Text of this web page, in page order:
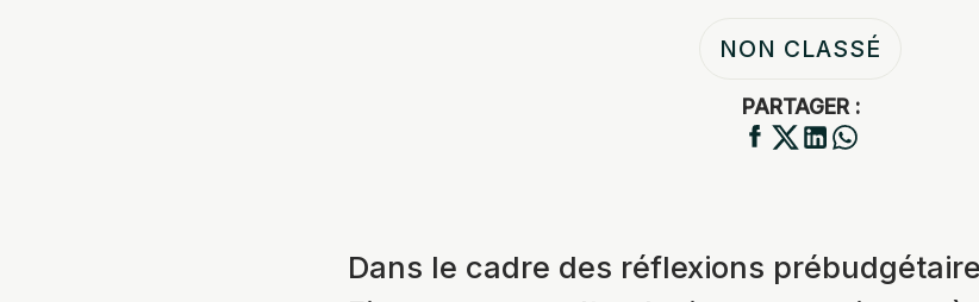
NON CLASSÉ
PARTAGER :
Dans le cadre des réflexions